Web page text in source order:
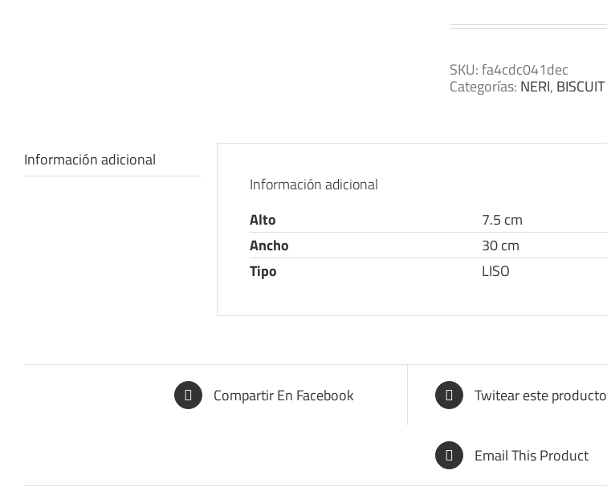
SKU:fa4cdc041dec
Categorías: NERI, BISCUIT
Información adicional
Información adicional
Alto
7.5 cm
Ancho
30 cm
Tipo
LISO
Compartir En Facebook Twitear este producto
Email This Product